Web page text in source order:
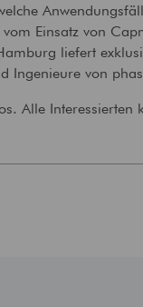
Bewertung und
baulichem Brandschutz
Einsatz von
liefert
Ingenieure von
Alle Interessierten